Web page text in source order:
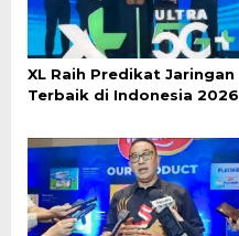
XL Raih Predikat Jaringan
Terbaik di Indonesia 2026